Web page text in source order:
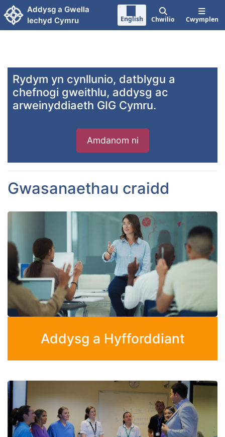
Neidio i'r prif gynnwy
Addysg a Gwella
Iechyd Cymru
English Chwilio Cwymplen
Rydym yn cynllunio, datblygu a
chefnogi gweithlu, addysg ac
arweinyddiaeth GIG Cymru.
Amdanom ni
Gwasanaethau craidd
Addysg a Hyfforddiant